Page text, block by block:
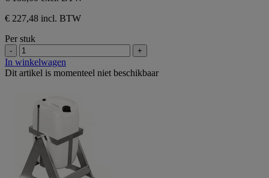
€ 227,48 incl. BTW
Per stuk
- +
In winkelwagen
Dit artikel is momenteel niet beschikbaar